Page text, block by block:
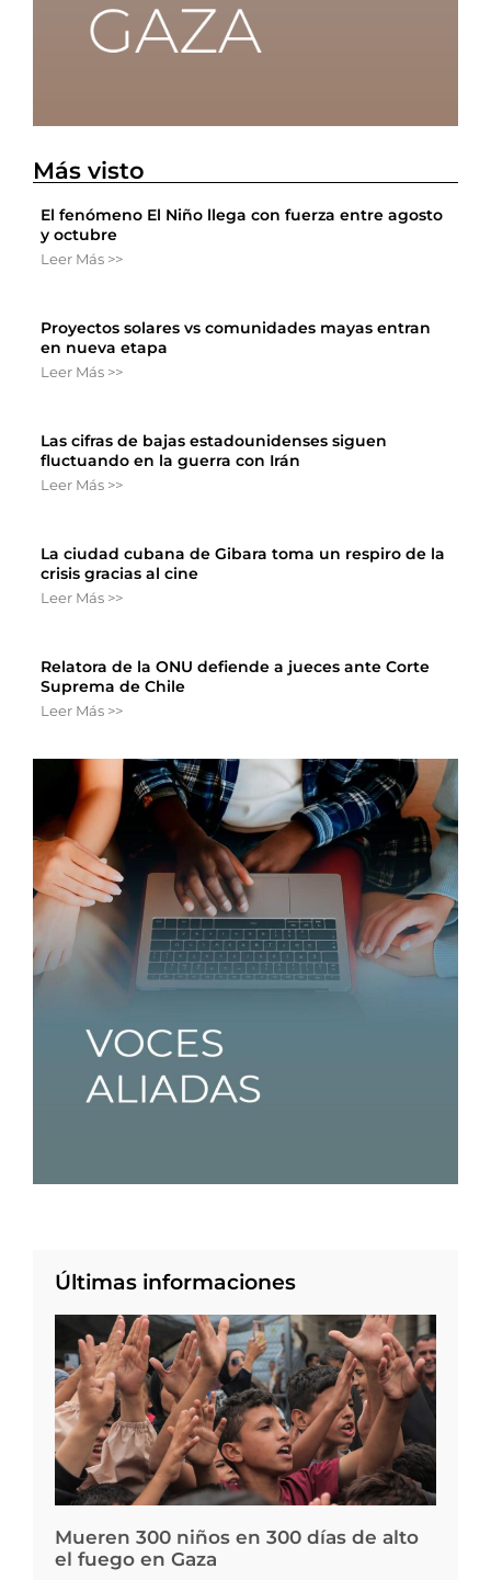
Más visto
El fenómeno El Niño llega con fuerza entre agosto
y octubre
Leer Más >>
Proyectos solares vs comunidades mayas entran
en nueva etapa
Leer Más >>
Las cifras de bajas estadounidenses siguen
fluctuando en la guerra con Irán
Leer Más >>
La ciudad cubana de Gibara toma un respiro de la
crisis gracias al cine
Leer Más >>
Relatora de la ONU defiende a jueces ante Corte
Suprema de Chile
Leer Más >>
Últimas informaciones
Mueren 300 niños en 300 días de alto
el fuego en Gaza